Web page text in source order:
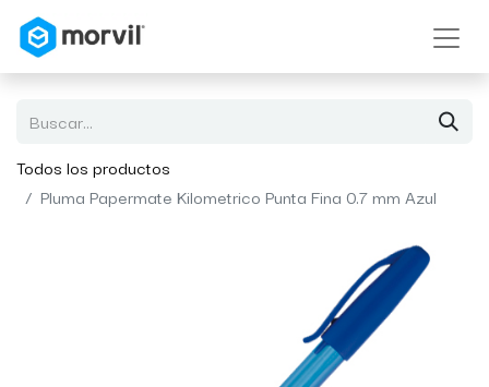
Todos los productos
Pluma Papermate Kilometrico Punta Fina 0.7 mm Azul